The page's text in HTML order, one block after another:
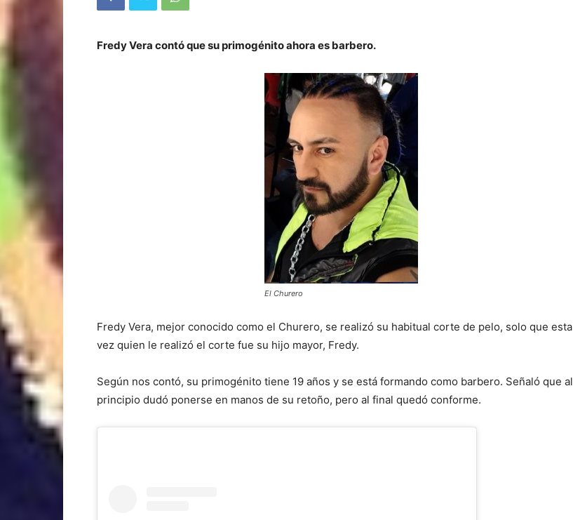
Fredy Vera contó que su primogénito ahora es barbero.
El Churero
Fredy Vera, mejor conocido como el Churero, se realizó su habitual corte de pelo, solo que esta
vez quien le realizó el corte fue su hijo mayor, Fredy.
Según nos contó, su primogénito tiene 19 años y se está formando como barbero. Señaló que al
principio dudó ponerse en manos de su retoño, pero al final quedó conforme.